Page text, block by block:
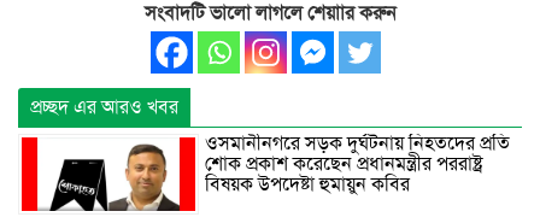
সংবাদটি ভালো লাগলে শেয়াার করুন
প্রচ্ছদ এর আরও খবর
ওসমানীনগরে সড়ক দুর্ঘটনায় নিহতদের প্রতি
শোক প্রকাশ করেছেন প্রধানমন্ত্রীর পররাষ্ট্র
বিষয়ক উপদেষ্টা হুমায়ুন কবির